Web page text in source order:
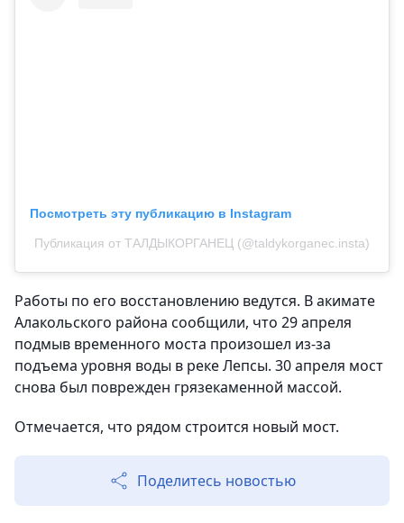
Посмотреть эту публикацию в Instagram
Публикация от ТАЛДЫКОРГАНЕЦ (@taldykorganec.insta)
Работы по его восстановлению ведутся. В акимате
Алакольского района сообщили, что 29 апреля
подмыв временного моста произошел из-за
подъема уровня воды в реке Лепсы. 30 апреля мост
снова был поврежден грязекаменной массой.
Отмечается, что рядом строится новый мост.
Поделитесь новостью